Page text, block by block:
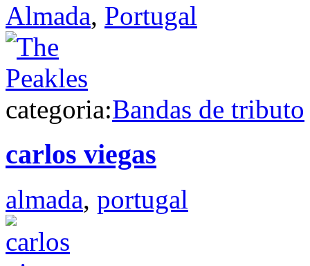
Almada, Portugal
categoria:Bandas de tributo
carlos viegas
almada, portugal